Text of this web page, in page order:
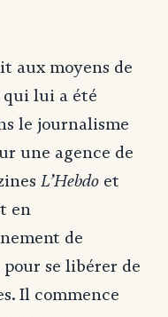
aux moyens de
lui a été
le journalisme
une agence de
L’Hebdo et
en
de
se libérer de
Il commence